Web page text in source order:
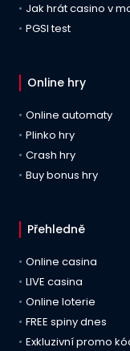
Jak hrát casino v
PGSI test
Online hry
Online automaty
Plinko hry
Crash hry
Buy bonus hry
Přehledně
Online casina
LIVE casina
Online loterie
FREE spiny dnes
Exkluzivní promo